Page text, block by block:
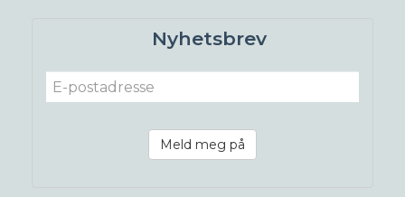
Nyhetsbrev
Meld meg på